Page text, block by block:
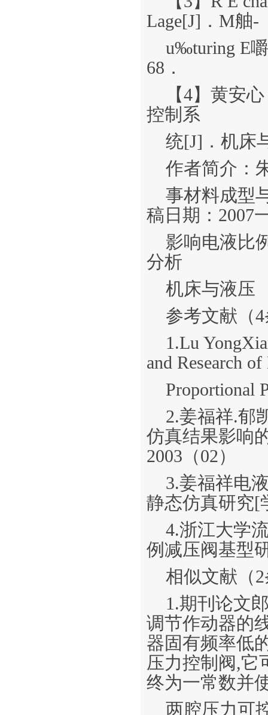
Lage[J]．M舳-
u‰turing E
68．
【4】黄安
控制系
统[J]．机床
作者简介：
事材料成型
稿日期：2007
影响电液比
分析
机床与液压
参考文献（
1.Lu
and Research
Proportional
2.姜福祥.郁
仿真结果影响
2003（02）
3.姜福祥电
静态仿真研究[
4.浙江大学
例减压阀基型
相似文献（
1.期刊论文
调节作动器的
器固有频率低
压力控制阀,它
终为一常数并
两腔压力可